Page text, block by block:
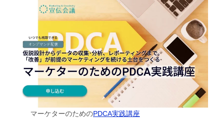
マーケターのためのPDCA実践講座